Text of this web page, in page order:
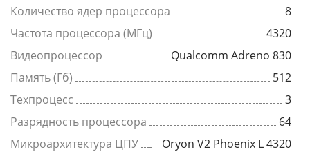
Количество ядер процессора
8
Частота процессора (МГц)
4320
Видеопроцессор
Qualcomm Adreno 830
Память (Гб)
512
Техпроцесс
3
Разрядность процессора
64
Микроархитектура ЦПУ
Oryon V2 Phoenix L 4320